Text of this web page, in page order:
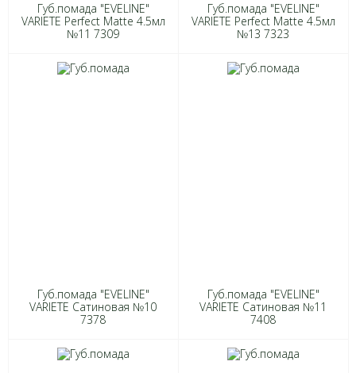
Губ.помада "EVELINE"
VARIETE Perfect Matte 4.5мл
№11 7309
Губ.помада "EVELINE"
VARIETE Perfect Matte 4.5мл
№13 7323
Губ.помада "EVELINE"
VARIETE Сатиновая №10
7378
Губ.помада "EVELINE"
VARIETE Сатиновая №11
7408